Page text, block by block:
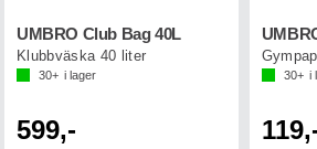
UMBRO Club Bag 40L
Klubbväska 40 liter
30+ i lager
599,-
30+ i